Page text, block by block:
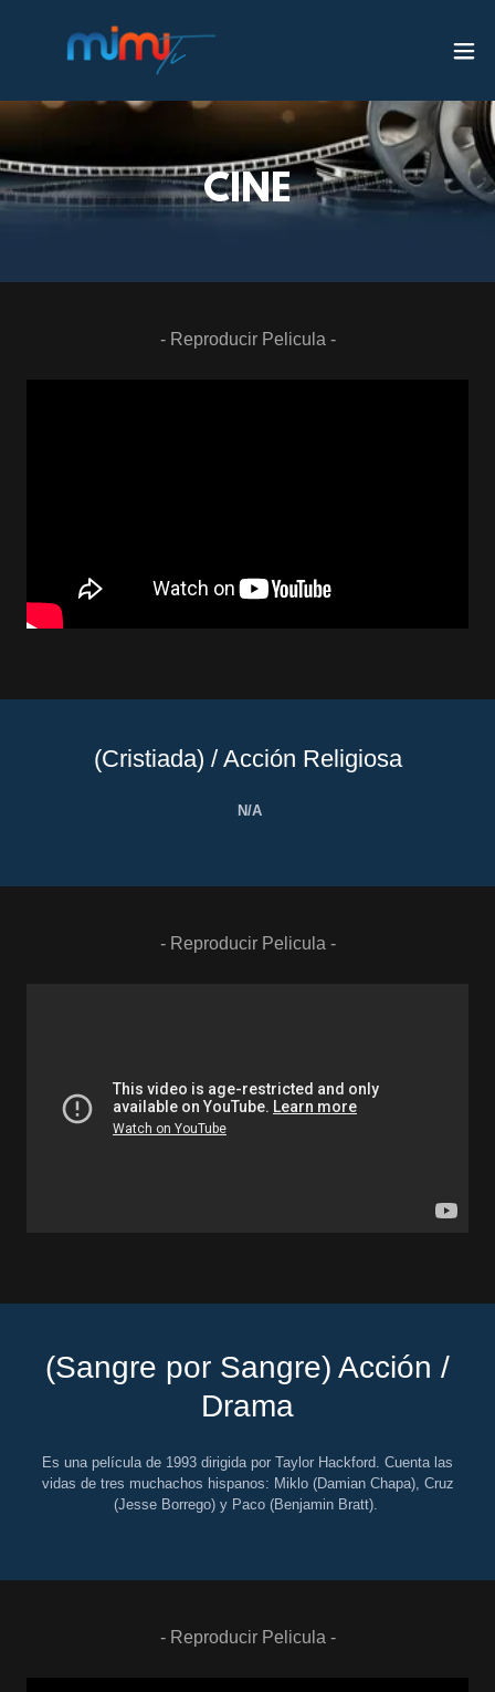
CINE
- Reproducir Pelicula -
(Cristiada) / Acción Religiosa
N/A
- Reproducir Pelicula -
(Sangre por Sangre) Acción /
Drama
Es una película de 1993 dirigida por Taylor Hackford. Cuenta las
vidas de tres muchachos hispanos: Miklo (Damian Chapa), Cruz
(Jesse Borrego) y Paco (Benjamin Bratt).
- Reproducir Pelicula -